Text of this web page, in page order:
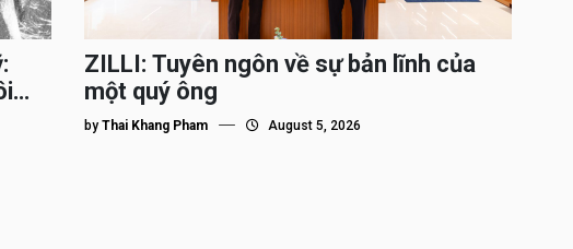
ZILLI: Tuyên ngôn về sự bản lĩnh của
một quý ông
byThai Khang Pham August 5, 2026